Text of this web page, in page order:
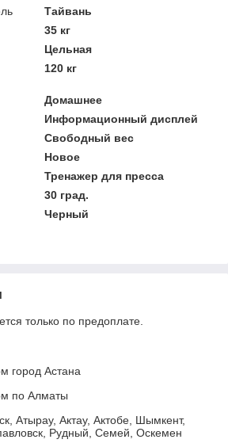
Тайвань
35 кг
Цельная
120 кг
Домашнее
Информационный дисплей
Свободный вес
Новое
Тренажер для пресса
30 град.
Черный
только по предоплате.
город Астана
по Алматы
Атырау, Актау, Актобе, Шымкент,
Рудный, Семей, Оскемен